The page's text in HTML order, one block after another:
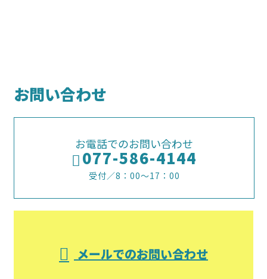
お問い合わせ
お電話でのお問い合わせ
077-586-4144
受付／8：00～17：00
メールでのお問い合わせ